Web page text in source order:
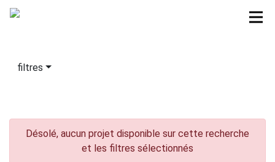
filtres
Désolé, aucun projet disponible sur cette recherche
et les filtres sélectionnés